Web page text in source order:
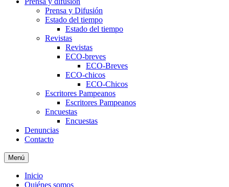
Prensa y Difusión
Estado del tiempo
Estado del tiempo
Revistas
Revistas
ECO-breves
ECO-Breves
ECO-chicos
ECO-Chicos
Escritores Pampeanos
Escritores Pampeanos
Encuestas
Encuestas
Denuncias
Contacto
Menú
Inicio
Quiénes somos